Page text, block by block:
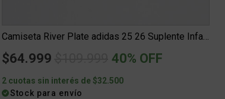
Camiseta River Plate adidas 25 26 Suplente Infantil
$64.999 Price reduced from
to
40% OFF
2 cuotas sin interés de $32.500
Stock para envío